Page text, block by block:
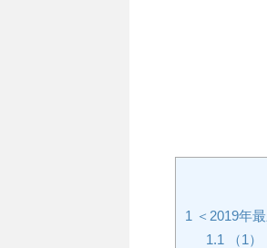
1 ＜2019年
1.1 （1